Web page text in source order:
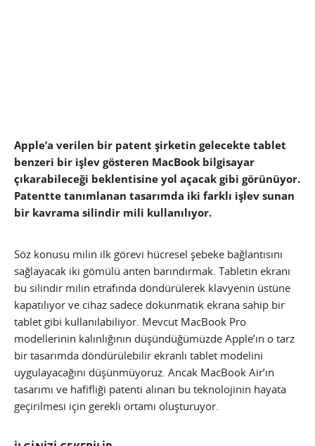
Apple’a verilen bir patent şirketin gelecekte tablet
benzeri bir işlev gösteren MacBook bilgisayar
çıkarabileceği beklentisine yol açacak gibi görünüyor.
Patentte tanımlanan tasarımda iki farklı işlev sunan
bir kavrama silindir mili kullanılıyor.
Söz konusu milin ilk görevi hücresel şebeke bağlantısını
sağlayacak iki gömülü anten barındırmak. Tabletin ekranı
bu silindir milin etrafında döndürülerek klavyenin üstüne
kapatılıyor ve cihaz sadece dokunmatik ekrana sahip bir
tablet gibi kullanılabiliyor. Mevcut MacBook Pro
modellerinin kalınlığının düşündüğümüzde Apple’ın o tarz
bir tasarımda döndürülebilir ekranlı tablet modelini
uygulayacağını düşünmüyoruz. Ancak MacBook Air’ın
tasarımı ve hafifliği patenti alınan bu teknolojinin hayata
geçirilmesi için gerekli ortamı oluşturuyor.